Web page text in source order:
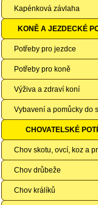
Kapénková závlaha
KONĚ A JEZDECKÉ
Potřeby pro jezdce
Potřeby pro koně
Výživa a zdraví koní
Vybavení a pomůcky do
CHOVATELSKÉ
Chov skotu, ovcí, koz a
Chov drůbeže
Chov králíků